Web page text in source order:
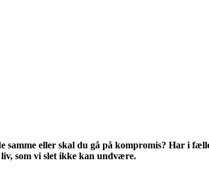
eller skal du gå på kompromis? Har i
som vi slet ikke kan undvære.